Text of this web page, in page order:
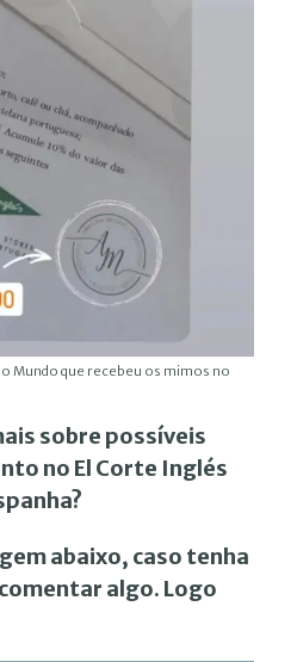
Mundo que recebeu os mimos no
sobre possíveis
no El Corte Inglés
abaixo, caso tenha
algo. Logo